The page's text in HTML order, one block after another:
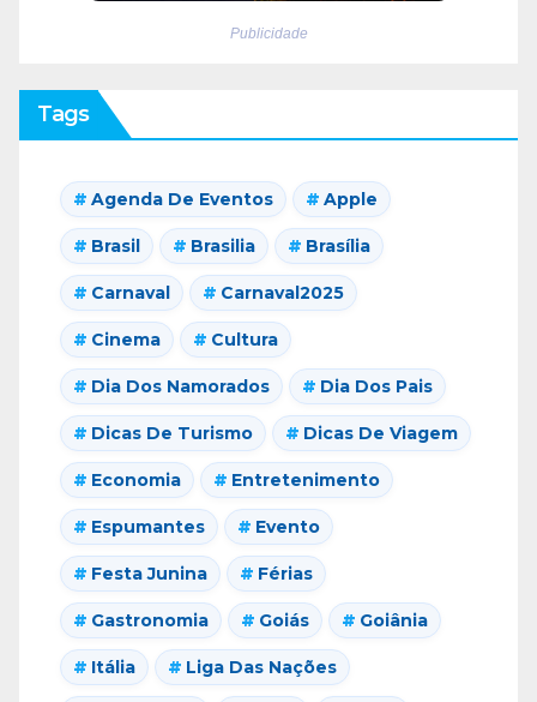
Publicidade
Tags
Agenda De Eventos Apple
Brasil Brasilia Brasília
Carnaval Carnaval2025
Cinema Cultura
Dia Dos Namorados Dia Dos Pais
Dicas De Turismo Dicas De Viagem
Economia Entretenimento
Espumantes Evento
Festa Junina Férias
Gastronomia Goiás Goiânia
Itália Liga Das Nações